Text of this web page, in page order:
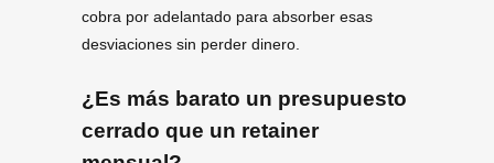
cobra por adelantado para absorber esas
desviaciones sin perder dinero.
¿Es más barato un presupuesto
cerrado que un retainer